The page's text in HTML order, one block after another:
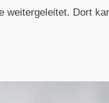
weitergeleitet. Dort